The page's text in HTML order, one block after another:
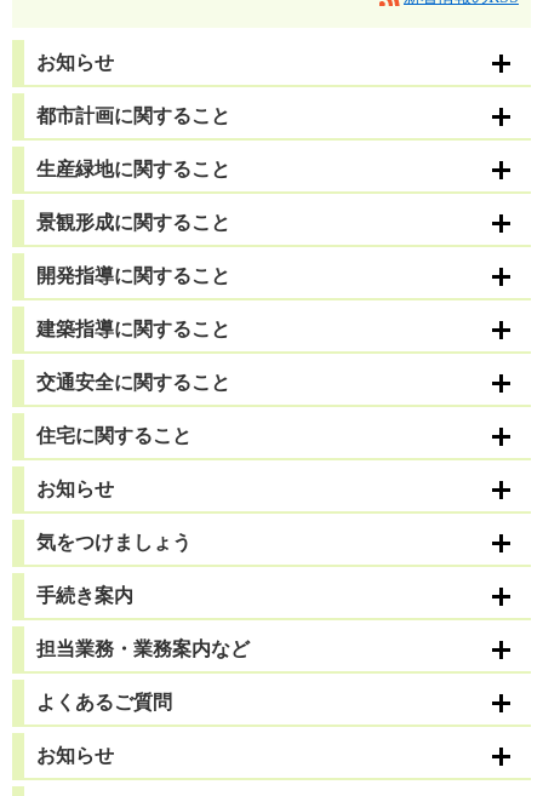
お知らせ
都市計画に関すること
生産緑地に関すること
景観形成に関すること
開発指導に関すること
建築指導に関すること
交通安全に関すること
住宅に関すること
お知らせ
気をつけましょう
手続き案内
担当業務・業務案内など
よくあるご質問
お知らせ